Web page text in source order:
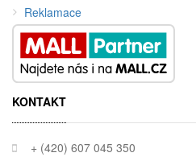
Reklamace
KONTAKT
+ (420) 607 045 350